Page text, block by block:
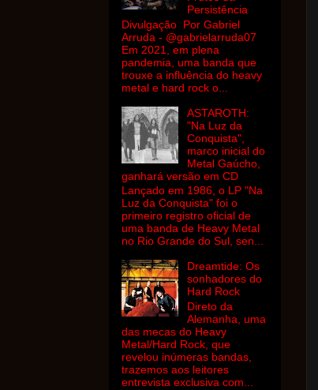
Persistência
Divulgação Por Gabriel
Arruda - @gabrielarruda07
Em 2021, em plena
pandemia, uma banda que
trouxe a influência do heavy
metal e hard rock o...
ASTAROTH:
"Na Luz da
Conquista",
marco inicial do
Metal Gaúcho,
ganhará versão em CD
Lançado em 1986, o LP "Na
Luz da Conquista" foi o
primeiro registro oficial de
uma banda de Heavy Metal
no Rio Grande do Sul, sen...
Dreamtide: Os
sonhadores do
Hard Rock
Direto da
Alemanha, uma
das mecas do Heavy
Metal/Hard Rock, que
revelou inúmeras bandas,
trazemos aos leitores
entrevista exclusiva com...